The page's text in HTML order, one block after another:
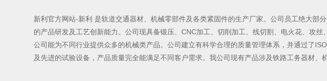
新利官方网站-新利 是轨道交通器材、机械零部件及各类紧固件的生产厂家。公司员工绝大
的产品研发及工艺创新能力。公司现具备锻压、CNC加工、切削加工、线切割、电火花、攻
公司能为不同行业提供众多的机械类产品。公司建立有科学合理的质量管理体系，并通过了
及先进的试验设备，产品质量完全能满足不同客户需求。我公司现有产品涉及铁路工务器材